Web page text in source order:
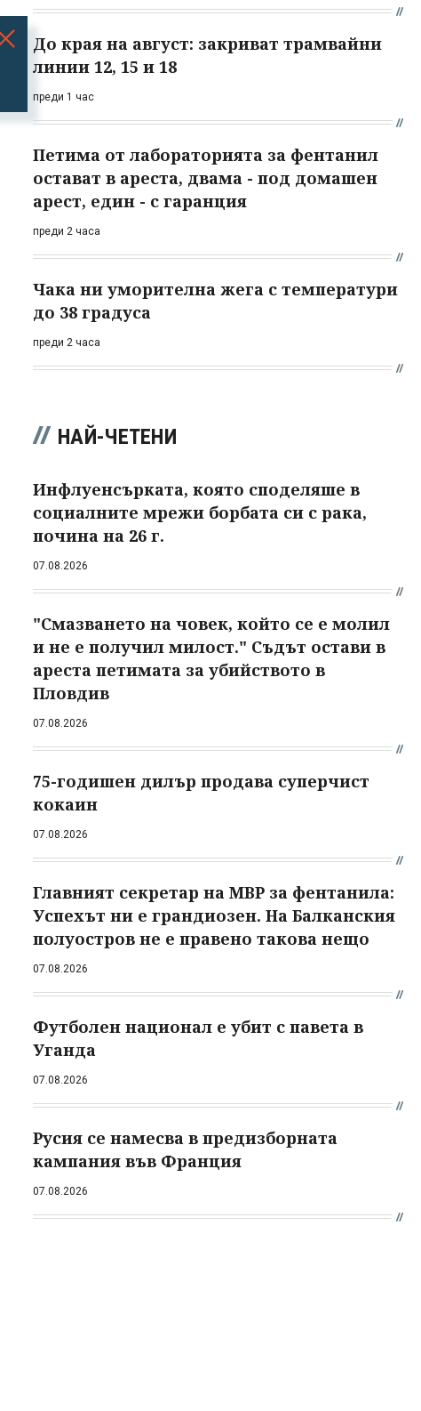
До края на август: закриват трамвайни
линии 12, 15 и 18
преди 1 час
Петима от лабораторията за фентанил
остават в ареста, двама - под домашен
арест, един - с гаранция
преди 2 часа
Чака ни уморителна жега с температури
до 38 градуса
преди 2 часа
НАЙ-ЧЕТЕНИ
Инфлуенсърката, която споделяше в
социалните мрежи борбата си с рака,
почина на 26 г.
07.08.2026
"Смазването на човек, който се е молил
и не е получил милост." Съдът остави в
ареста петимата за убийството в
Пловдив
07.08.2026
75-годишен дилър продава суперчист
кокаин
07.08.2026
Главният секретар на МВР за фентанила:
Успехът ни е грандиозен. На Балканския
полуостров не е правено такова нещо
07.08.2026
Футболен национал е убит с павета в
Уганда
07.08.2026
Русия се намесва в предизборната
кампания във Франция
07.08.2026